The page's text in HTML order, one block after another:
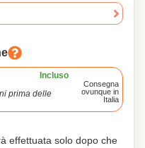
Incluso
prima delle
Consegna
ovunque in
Italia
effettuata solo dopo che